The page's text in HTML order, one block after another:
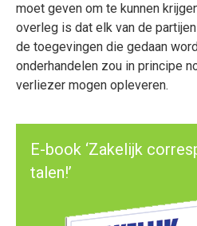
moet geven om te kunnen
overleg is dat elk van de
de toegevingen die gedaan
onderhandelen zou in principe
verliezer mogen opleveren.
E-book ‘Zakelijk
talen!’